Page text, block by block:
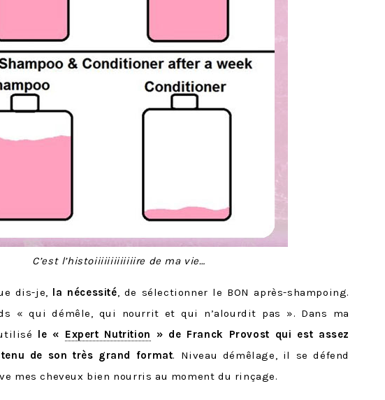
C’est l’histoiiiiiiiiiiiiire de ma vie…
dis-je, la nécessité, de sélectionner le BON après-shampoing.
« qui démêle, qui nourrit et qui n’alourdit pas ». Dans ma
le « Expert Nutrition
» de Franck Provost qui est assez
de son très grand format. Niveau démêlage, il se défend
mes cheveux bien nourris au moment du rinçage.